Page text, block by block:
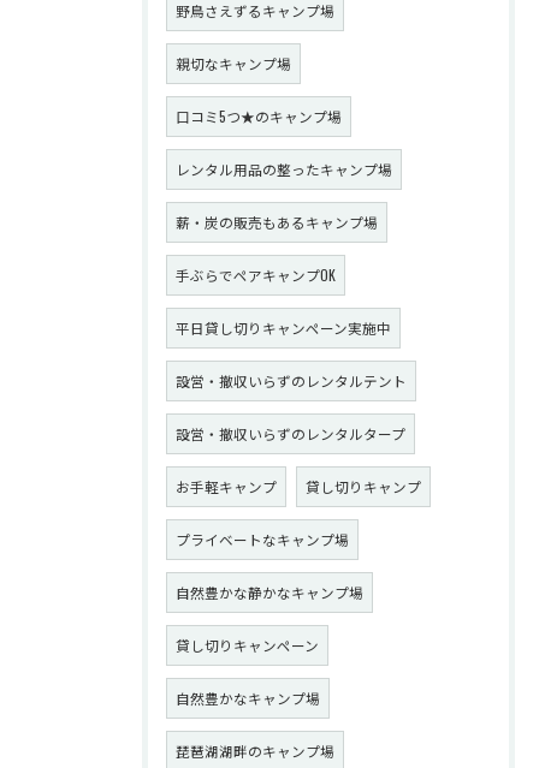
野鳥さえずるキャンプ場
親切なキャンプ場
口コミ5つ★のキャンプ場
レンタル用品の整ったキャンプ場
薪・炭の販売もあるキャンプ場
手ぶらでペアキャンプOK
平日貸し切りキャンペーン実施中
設営・撤収いらずのレンタルテント
設営・撤収いらずのレンタルタープ
お手軽キャンプ 貸し切りキャンプ
プライベートなキャンプ場
自然豊かな静かなキャンプ場
貸し切りキャンペーン
自然豊かなキャンプ場
琵琶湖湖畔のキャンプ場